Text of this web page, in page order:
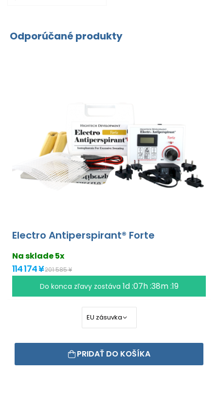
Odporúčané produkty
Electro Antiperspirant® Forte
Na sklade 5x
114 174 ¥201 585 ¥
Do konca zľavy zostáva 1d :07h :38m :18
PRIDAŤ DO KOŠÍKA